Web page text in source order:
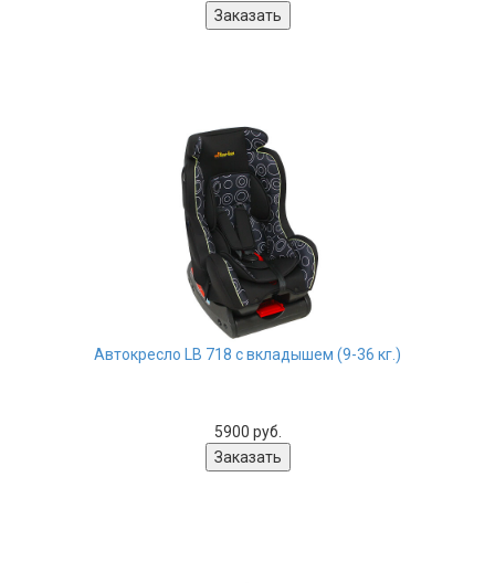
Автокресло LB 718 с вкладышем (9-36 кг.)
5900 руб.